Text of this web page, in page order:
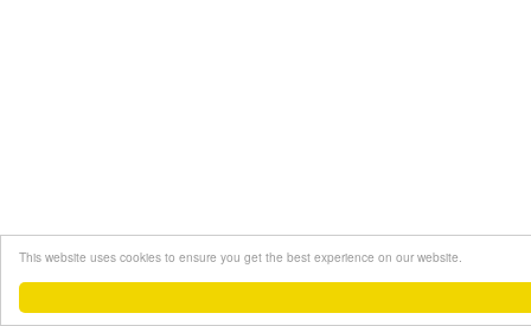
This website uses cookies to ensure you get the best experience on our website.